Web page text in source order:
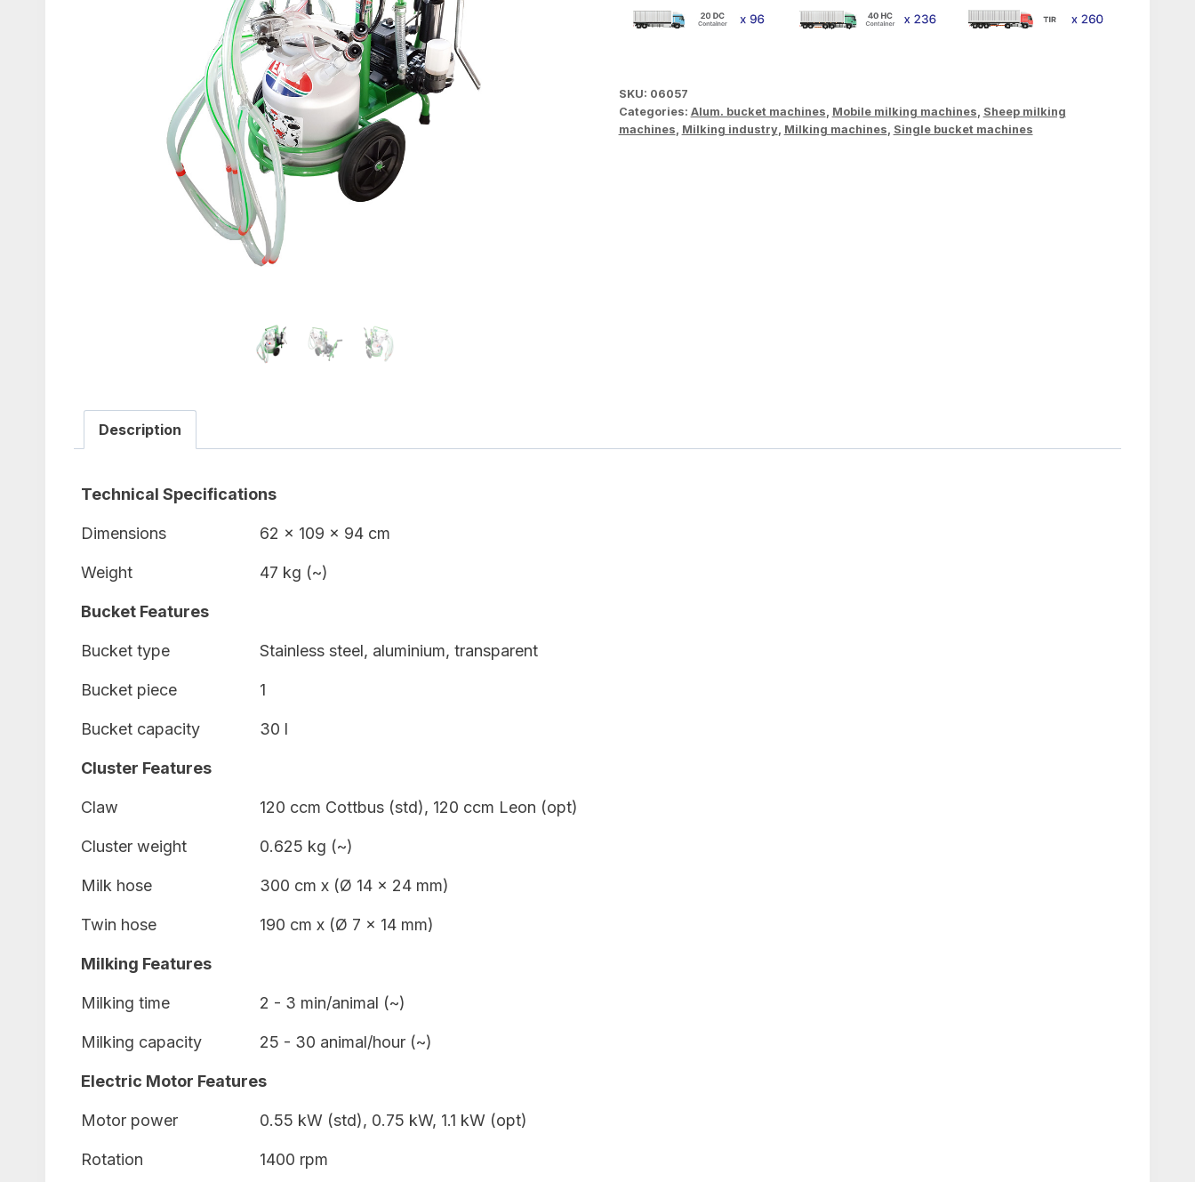
SKU: 06057
Categories: Alum. bucket machines, Mobile milking machines, Sheep milking
machines, Milking industry, Milking machines, Single bucket machines
Description
Technical Specifications
Dimensions 62 x 109 x 94 cm
Weight 47 kg (~)
Bucket Features
Bucket type Stainless steel, aluminium, transparent
Bucket piece 1
Bucket capacity 30 l
Cluster Features
Claw 120 ccm Cottbus (std), 120 ccm Leon (opt)
Cluster weight 0.625 kg (~)
Milk hose 300 cm x (Ø 14 x 24 mm)
Twin hose 190 cm x (Ø 7 x 14 mm)
Milking Features
Milking time 2 - 3 min/animal (~)
Milking capacity 25 - 30 animal/hour (~)
Electric Motor Features
Motor power 0.55 kW (std), 0.75 kW, 1.1 kW (opt)
Rotation 1400 rpm